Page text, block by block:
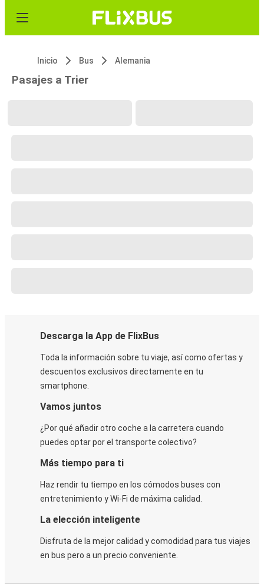
Inicio Bus Alemania
Pasajes a Trier
Descarga la App de FlixBus
Toda la información sobre tu viaje, así como ofertas y
descuentos exclusivos directamente en tu
smartphone.
Vamos juntos
¿Por qué añadir otro coche a la carretera cuando
puedes optar por el transporte colectivo?
Más tiempo para ti
Haz rendir tu tiempo en los cómodos buses con
entretenimiento y Wi-Fi de máxima calidad.
La elección inteligente
Disfruta de la mejor calidad y comodidad para tus viajes
en bus pero a un precio conveniente.